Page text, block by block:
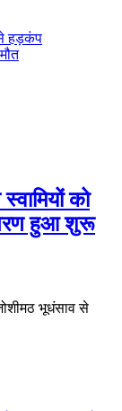
से हड़कंप
को
हुआ शुरू
भूधंसाव से